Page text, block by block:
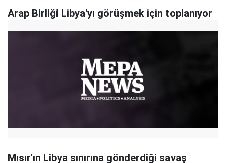
Arap Birliği Libya'yı görüşmek için toplanıyor
Mısır'ın Libya sınırına gönderdiği savaş